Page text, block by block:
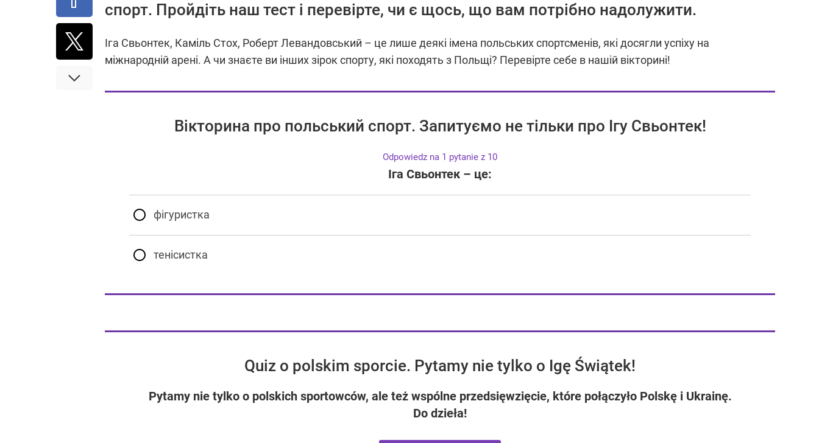
спорт. Пройдіть наш тест і перевірте, чи є щось, що вам потрібно надолужити.
Іга Свьонтек, Каміль Стох, Роберт Левандовський – це лише деякі імена польських спортсменів, які досягли успіху на
міжнародній арені. А чи знаєте ви інших зірок спорту, які походять з Польщі? Перевірте себе в нашій вікторині!
Вікторина про польський спорт. Запитуємо не тільки про Ігу Свьонтек!
Odpowiedz na 1 pytanie z 10
Іга Свьонтек – це:
фігуристка
тенісистка
Quiz o polskim sporcie. Pytamy nie tylko o Igę Świątek!
Pytamy nie tylko o polskich sportowców, ale też wspólne przedsięwzięcie, które połączyło Polskę i Ukrainę.
Do dzieła!